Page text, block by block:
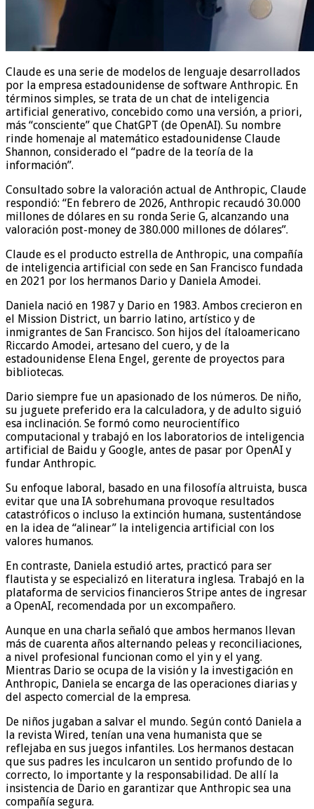
Claude es una serie de modelos de lenguaje desarrollados
por la empresa estadounidense de software Anthropic. En
términos simples, se trata de un chat de inteligencia
artificial generativo, concebido como una versión, a priori,
más “consciente” que ChatGPT (de OpenAI). Su nombre
rinde homenaje al matemático estadounidense Claude
Shannon, considerado el “padre de la teoría de la
información”.
Consultado sobre la valoración actual de Anthropic, Claude
respondió: “En febrero de 2026, Anthropic recaudó 30.000
millones de dólares en su ronda Serie G, alcanzando una
valoración post-money de 380.000 millones de dólares”.
Claude es el producto estrella de Anthropic, una compañía
de inteligencia artificial con sede en San Francisco fundada
en 2021 por los hermanos Dario y Daniela Amodei.
Daniela nació en 1987 y Dario en 1983. Ambos crecieron en
el Mission District, un barrio latino, artístico y de
inmigrantes de San Francisco. Son hijos del ítaloamericano
Riccardo Amodei, artesano del cuero, y de la
estadounidense Elena Engel, gerente de proyectos para
bibliotecas.
Dario siempre fue un apasionado de los números. De niño,
su juguete preferido era la calculadora, y de adulto siguió
esa inclinación. Se formó como neurocientífico
computacional y trabajó en los laboratorios de inteligencia
artificial de Baidu y Google, antes de pasar por OpenAI y
fundar Anthropic.
Su enfoque laboral, basado en una filosofía altruista, busca
evitar que una IA sobrehumana provoque resultados
catastróficos o incluso la extinción humana, sustentándose
en la idea de “alinear” la inteligencia artificial con los
valores humanos.
En contraste, Daniela estudió artes, practicó para ser
flautista y se especializó en literatura inglesa. Trabajó en la
plataforma de servicios financieros Stripe antes de ingresar
a OpenAI, recomendada por un excompañero.
Aunque en una charla señaló que ambos hermanos llevan
más de cuarenta años alternando peleas y reconciliaciones,
a nivel profesional funcionan como el yin y el yang.
Mientras Dario se ocupa de la visión y la investigación en
Anthropic, Daniela se encarga de las operaciones diarias y
del aspecto comercial de la empresa.
De niños jugaban a salvar el mundo. Según contó Daniela a
la revista Wired, tenían una vena humanista que se
reflejaba en sus juegos infantiles. Los hermanos destacan
que sus padres les inculcaron un sentido profundo de lo
correcto, lo importante y la responsabilidad. De allí la
insistencia de Dario en garantizar que Anthropic sea una
compañía segura.